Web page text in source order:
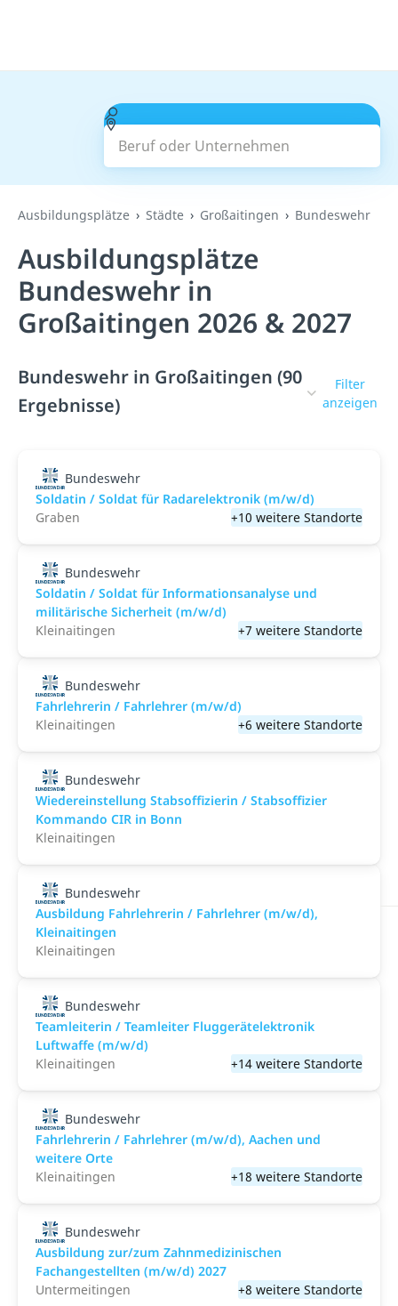
Beruf oder Unternehmen
Suchen
Ausbildungsplätze Städte Großaitingen Bundeswehr
Ausbildungsplätze
Bundeswehr in
Großaitingen 2026 & 2027
Bundeswehr in Großaitingen (90
Ergebnisse)
Filter
anzeigen
Bundeswehr
Soldatin / Soldat für Radarelektronik (m/w/d)
Graben
+10 weitere Standorte
Bundeswehr
Soldatin / Soldat für Informationsanalyse und
militärische Sicherheit (m/w/d)
Kleinaitingen
+7 weitere Standorte
Bundeswehr
Fahrlehrerin / Fahrlehrer (m/w/d)
Kleinaitingen
+6 weitere Standorte
Bundeswehr
Wiedereinstellung Stabsoffizierin / Stabsoffizier
Kommando CIR in Bonn
Kleinaitingen
Bundeswehr
Ausbildung Fahrlehrerin / Fahrlehrer (m/w/d),
Kleinaitingen
Kleinaitingen
Bundeswehr
Teamleiterin / Teamleiter Fluggerätelektronik
Luftwaffe (m/w/d)
Kleinaitingen
+14 weitere Standorte
Bundeswehr
Fahrlehrerin / Fahrlehrer (m/w/d), Aachen und
weitere Orte
Kleinaitingen
+18 weitere Standorte
Bundeswehr
Ausbildung zur/zum Zahnmedizinischen
Fachangestellten (m/w/d) 2027
Untermeitingen
+8 weitere Standorte